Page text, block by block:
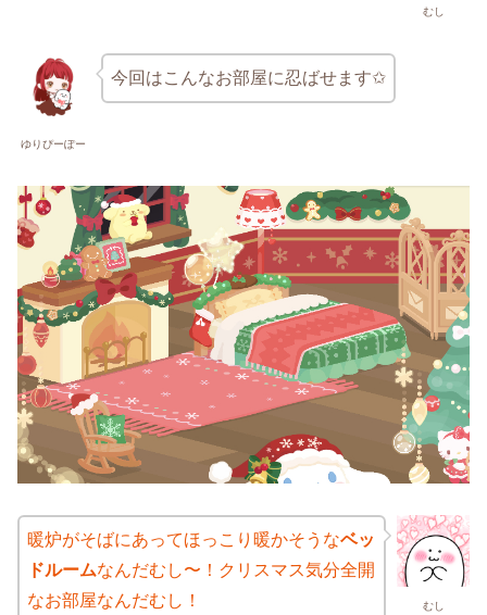
むし
ゆりぴーぽー
今回はこんなお部屋に忍ばせます✩
むし
暖炉がそばにあってほっこり暖かそうなベッ
ドルームなんだむし〜！クリスマス気分全開
なお部屋なんだむし！